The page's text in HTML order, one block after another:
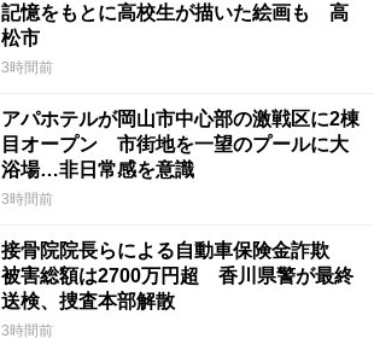
記憶をもとに高校生が描いた絵画も 高
松市
3時間前
アパホテルが岡山市中心部の激戦区に2棟
目オープン 市街地を一望のプールに大
浴場…非日常感を意識
3時間前
接骨院院長らによる自動車保険金詐欺
被害総額は2700万円超 香川県警が最終
送検、捜査本部解散
3時間前